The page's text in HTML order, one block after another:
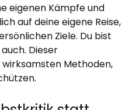
eigenen Kämpfe und
auf deine eigene Reise,
Ziele. Du bist
Dieser
Methoden,